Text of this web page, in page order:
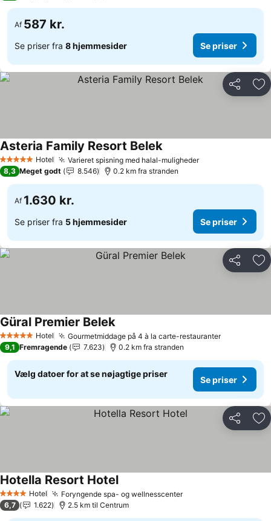
Af 587 kr.
Se priser fra 8 hjemmesider Se priser
Del
5 Stjerner Hotel Varieret spisning med halal-muligheder
Asteria Family Resort Belek
8,3 Meget godt 8.546 0.2 km fra stranden
Af 1.630 kr.
Se priser fra 5 hjemmesider Se priser
Del
5 Stjerner Hotel Gourmetmiddage på 4 à la carte-restauranter
Güral Premier Belek
9,1 Fremragende 7.623 0.2 km fra stranden
Vælg datoer for at se nøjagtige priser
Se priser
Del
4 StjernerHotel Foryngende spa- og wellnesscenter
Hotella Resort Hotel
6,7 1.622 2.5 km til Centrum